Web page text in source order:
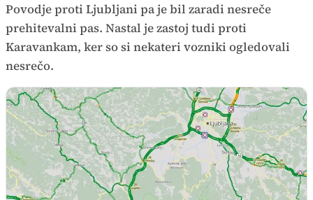
Povodje proti Ljubljani pa je bil zaradi nesreče
prehitevalni pas. Nastal je zastoj tudi proti
Karavankam, ker so si nekateri vozniki ogledovali
nesrečo.